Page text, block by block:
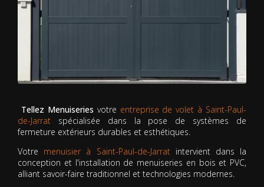
Tellez Menuiseries votre entreprise de volet à Saint-Paul-
de-Jarrat spécialisée dans la pose de systèmes de
fermeture extérieurs durables et esthétiques.
Votre menuisier à Saint-Paul-de-Jarratintervient dans la
conception et l'installation de menuiseries en bois et PVC,
alliant savoir-faire traditionnel et technologies modernes.